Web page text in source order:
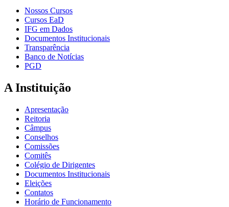
Nossos Cursos
Cursos EaD
IFG em Dados
Documentos Institucionais
Transparência
Banco de Notícias
PGD
A Instituição
Apresentação
Reitoria
Câmpus
Conselhos
Comissões
Comitês
Colégio de Dirigentes
Documentos Institucionais
Eleições
Contatos
Horário de Funcionamento